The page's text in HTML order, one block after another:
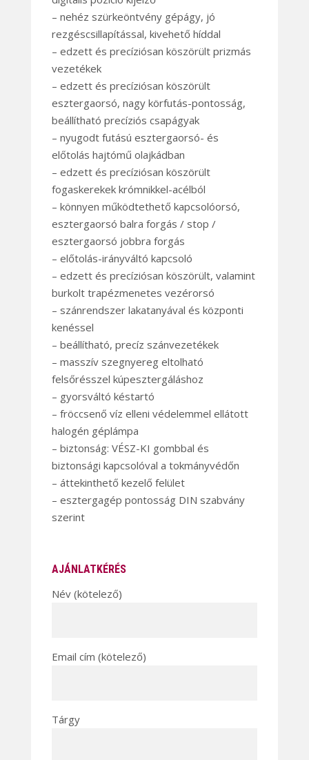
– nehéz szürkeöntvény gépágy, jó
rezgéscsillapítással, kivehető híddal
– edzett és precíziósan köszörült prizmás
vezetékek
– edzett és precíziósan köszörült
esztergaorsó, nagy körfutás-pontosság,
beállítható precíziós csapágyak
– nyugodt futású esztergaorsó- és
előtolás hajtómű olajkádban
– edzett és precíziósan köszörült
fogaskerekek krómnikkel-acélból
– könnyen működtethető kapcsolóorsó,
esztergaorsó balra forgás / stop /
esztergaorsó jobbra forgás
– előtolás-irányváltó kapcsoló
– edzett és precíziósan köszörült, valamint
burkolt trapézmenetes vezérorsó
– szánrendszer lakatanyával és központi
kenéssel
– beállítható, precíz szánvezetékek
– masszív szegnyereg eltolható
felsőrésszel kúpesztergáláshoz
– gyorsváltó késtartó
– fröccsenő víz elleni védelemmel ellátott
halogén géplámpa
– biztonság: VÉSZ-KI gombbal és
biztonsági kapcsolóval a tokmányvédőn
– áttekinthető kezelő felület
– esztergagép pontosság DIN szabvány
szerint
AJÁNLATKÉRÉS
Név (kötelező)
Email cím (kötelező)
Tárgy